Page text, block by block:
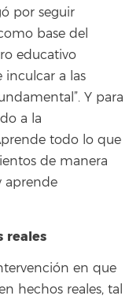
por seguir
base del
educativo
inculcar a las
Y para
a la
todo lo que
de manera
aprende
reales
en que
hechos reales, tal